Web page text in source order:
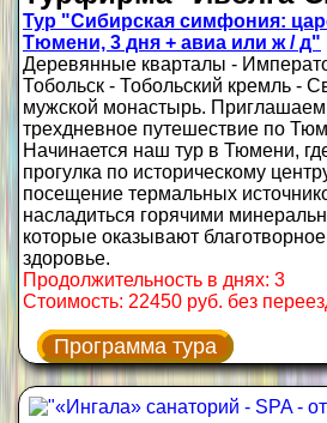
Тур "Сибирская симфония:
Тюмени, 3 дня + авиа или ж / д"
Деревянные кварталы -
Тобольск - Тобольский кремль -
мужской монастырь. Приглашаем
трехдневное путешествие по
Начинается наш тур в Тюмени,
прогулка по историческому
посещение термальных
насладиться горячими
которые оказывают
здоровье.
Продолжительность в днях: 3
Стоимость: 22450 руб. без
Программа тура